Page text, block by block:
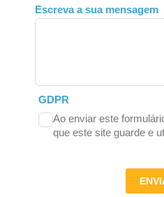
Escreva a sua mensagem
GDPR
Ao enviar este
que este site guarde e